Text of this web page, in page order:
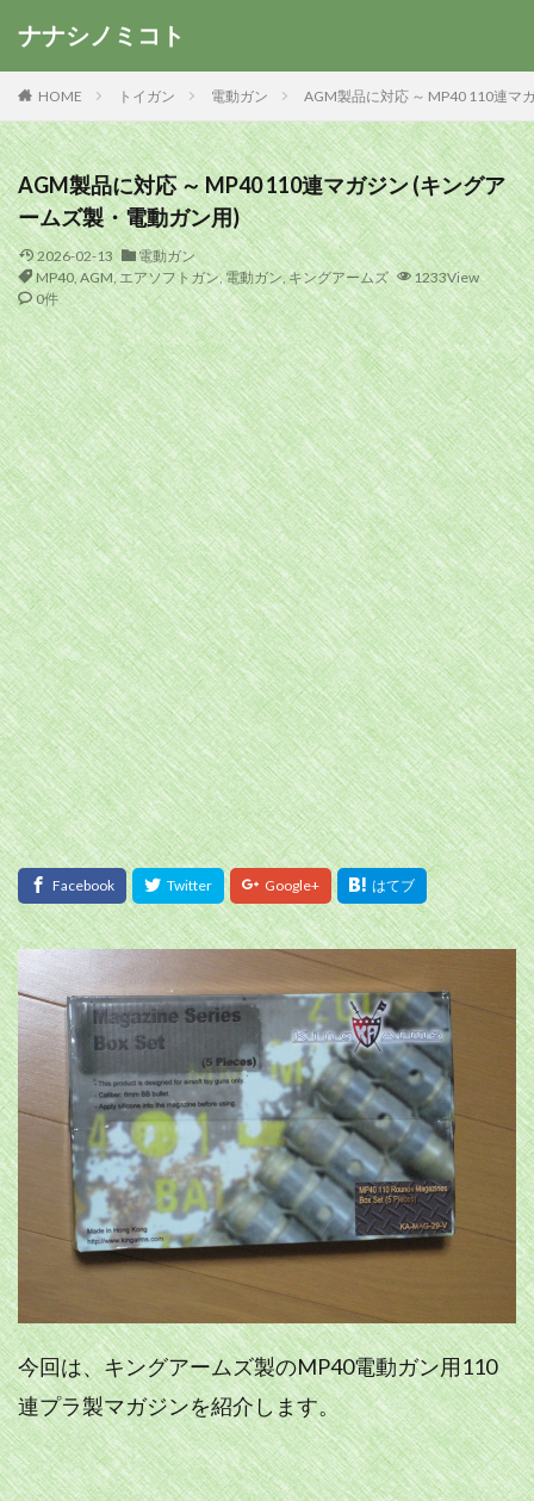
ナナシノミコト
HOME トイガン 電動ガン AGM製品に対応 ～ MP40 110連マ
AGM製品に対応 ～ MP40 110連マガジン (キングア
ームズ製・電動ガン用)
2026-02-13
電動ガン
MP40,AGM,エアソフトガン,電動ガン,キングアームズ
1233View
0件
今回は、キングアームズ製のMP40電動ガン用110
連プラ製マガジンを紹介します。